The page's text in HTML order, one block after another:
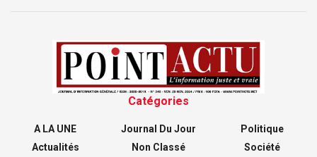
Catégories
A LA UNE
Actualités
Journal Du Jour
Non Classé
Politique
Société